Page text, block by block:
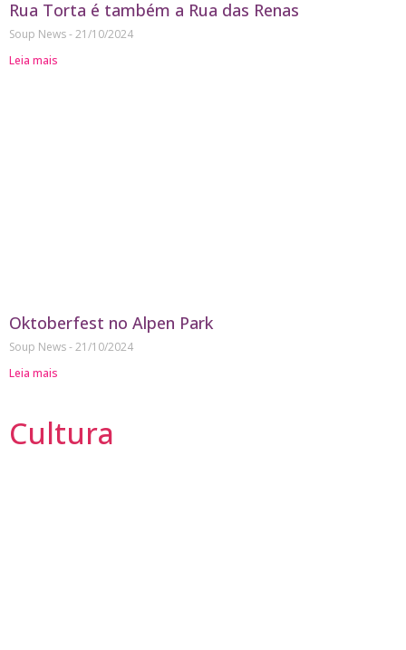
Rua Torta é também a Rua das Renas
Soup News 21/10/2024
Leia mais
Oktoberfest no Alpen Park
Soup News 21/10/2024
Leia mais
Cultura